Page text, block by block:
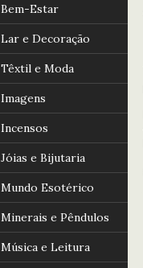
Bem-Estar
Lar e Decoração
Têxtil e Moda
Imagens
Incensos
Jóias e Bijutaria
Mundo Esotérico
Minerais e Pêndulos
Música e Leitura